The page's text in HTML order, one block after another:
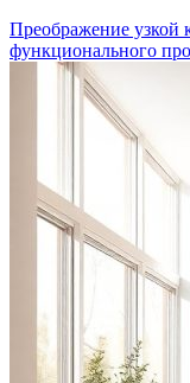
Преображение узкой
функционального